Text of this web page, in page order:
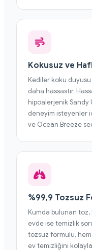
Kokusuz ve
Kediler koku
daha hassastır.
hipoalerjenik
deneyim isteyenler
ve Ocean Breeze
%99,9 Tozsuz
Kumda bulunan
evde ise temizlik
tozsuz formülü, hem
ev temizliğini